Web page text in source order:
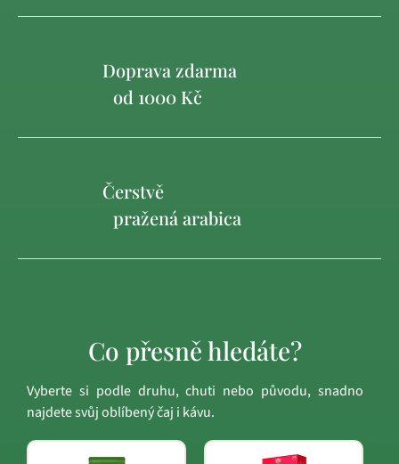
Doprava zdarma
od 1000 Kč
Čerstvě
pražená arabica
Co přesně hledáte?
Vyberte si podle druhu, chuti nebo původu, snadno
najdete svůj oblíbený čaj i kávu.